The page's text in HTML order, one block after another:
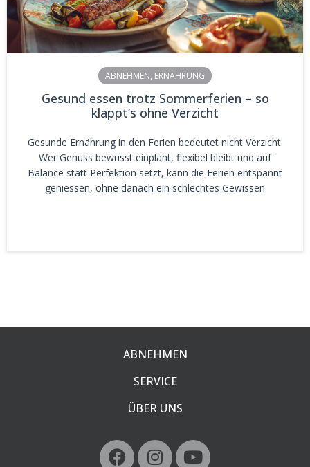
ABNEHMEN, ERNÄHRUNG
Gesund essen trotz Sommerferien – so
klappt’s ohne Verzicht
Gesunde Ernährung in den Ferien bedeutet nicht Verzicht.
Wer Genuss bewusst einplant, flexibel bleibt und auf
Balance statt Perfektion setzt, kann die Ferien entspannt
geniessen, ohne danach ein schlechtes Gewissen
ABNEHMEN
SERVICE
ÜBER UNS